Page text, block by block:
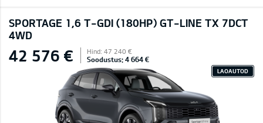
SPORTAGE 1,6 T-GDI (180HP) GT-LINE TX 7DCT
4WD
42 576 € Hind: 47 240 €
Soodustus: 4 664 €
LAOAUTOD